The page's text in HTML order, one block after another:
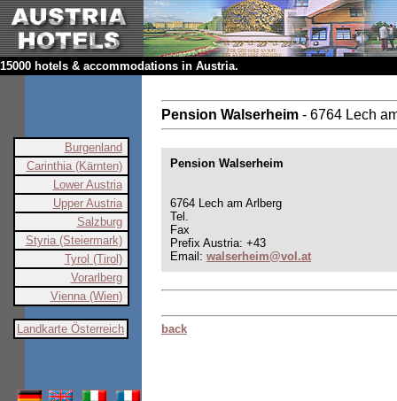
15000 hotels & accommodations in Austria.
Burgenland
Carinthia (Kärnten)
Lower Austria
Upper Austria
Salzburg
Styria (Steiermark)
Tyrol (Tirol)
Vorarlberg
Vienna (Wien)
Landkarte Österreich
Pension Walserheim - 6764 Lech
Pension Walserheim
6764 Lech am Arlberg
Tel.
Fax
Prefix Austria: +43
Email: walserheim@vol.at
back